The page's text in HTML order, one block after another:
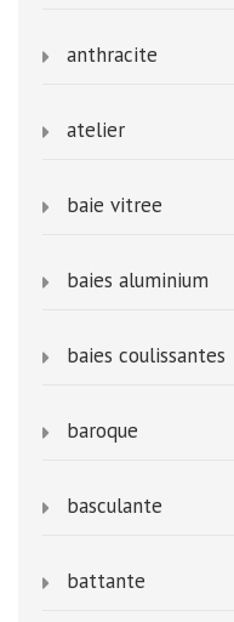
anthracite
atelier
baie vitree
baies aluminium
baies coulissantes
baroque
basculante
battante